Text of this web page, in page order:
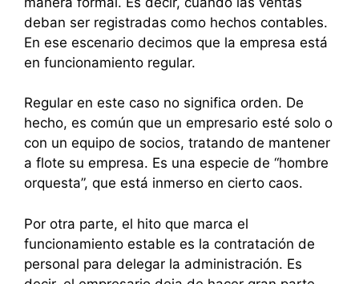
deban ser registradas como hechos contables.
En ese escenario decimos que la empresa está
en funcionamiento regular.
Regular en este caso no significa orden. De
hecho, es común que un empresario esté solo o
con un equipo de socios, tratando de mantener
a flote su empresa. Es una especie de “hombre
orquesta”, que está inmerso en cierto caos.
Por otra parte, el hito que marca el
funcionamiento estable es la contratación de
personal para delegar la administración. Es